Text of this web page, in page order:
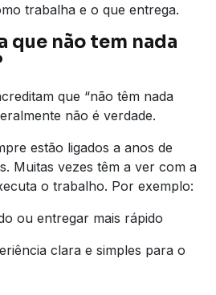
trabalha e o que entrega.
que não tem nada
que “não têm nada
não é verdade.
estão ligados a anos de
Muitas vezes têm a ver com a
o trabalho. Por exemplo:
ou entregar mais rápido
clara e simples para o